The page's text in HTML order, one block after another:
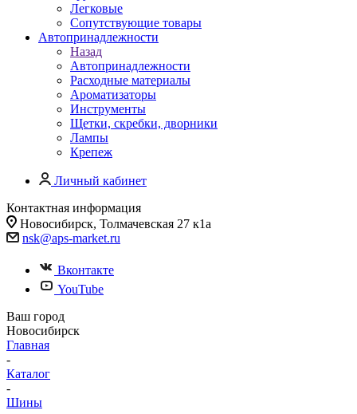
Легковые
Сопутствующие товары
Автопринадлежности
Назад
Автопринадлежности
Расходные материалы
Ароматизаторы
Инструменты
Щетки, скребки, дворники
Лампы
Крепеж
Личный кабинет
Контактная информация
Новосибирск, Толмачевская 27 к1а
nsk@aps-market.ru
Вконтакте
YouTube
Ваш город
Новосибирск
Главная
-
Каталог
-
Шины